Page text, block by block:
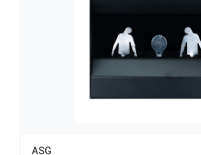
ASG